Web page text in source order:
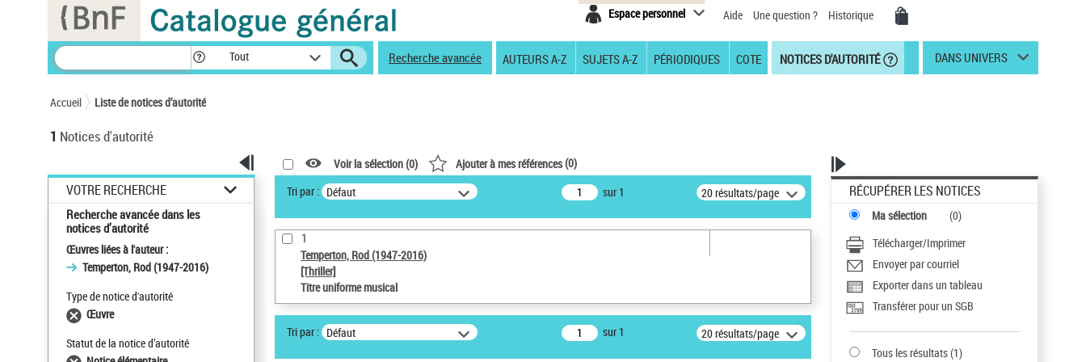
Espace personnel Aide Une question ? Historique
Tout Recherche avancée AUTEURS A-Z SUJETS A-Z PÉRIODIQUES COTE NOTICES D'AUTORITÉ DANS UNIVERS
Accueil Liste de notices d’autorité
1 Notices d'autorité
VOTRE RECHERCHE
Recherche avancée dans les
notices d’autorité
Œuvres liées à l'auteur :
Temperton, Rod (1947-2016)
Type de notice d'autorité
Œuvre
Statut de la notice d’autorité
Voir la sélection (0) Ajouter à mes références(0)
Tri par : Défaut sur 1 20 résultats/page
1
Temperton, Rod (1947-2016)
[Thriller]
Titre uniforme musical
Tri par : Défaut sur 1 20 résultats/page
RÉCUPÉRER LES NOTICES
Ma sélection (0)
Télécharger/Imprimer
Envoyer par courriel
Exporter dans un tableau
Transférer pour un SGB
Tous les résultats(1)
Panneau de gestion des cookies